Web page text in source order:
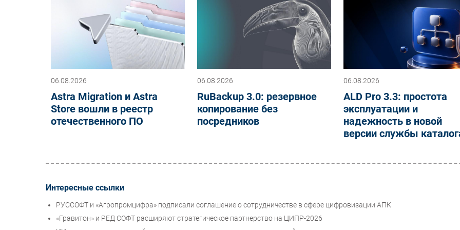
06.08.2026
Astra Migration и Astra
Store вошли в реестр
отечественного ПО
06.08.2026
RuBackup 3.0: резервное
копирование без
посредников
06.08.2026
ALD Pro 3.3: простота
эксплуатации и
надежность в новой
версии службы
Интересные ссылки
РУССОФТ и «Агропромцифра» подписали соглашение о сотрудничестве в сфере цифровизации АПК
«Гравитон» и РЕД СОФТ расширяют стратегическое партнерство на ЦИПР-2026